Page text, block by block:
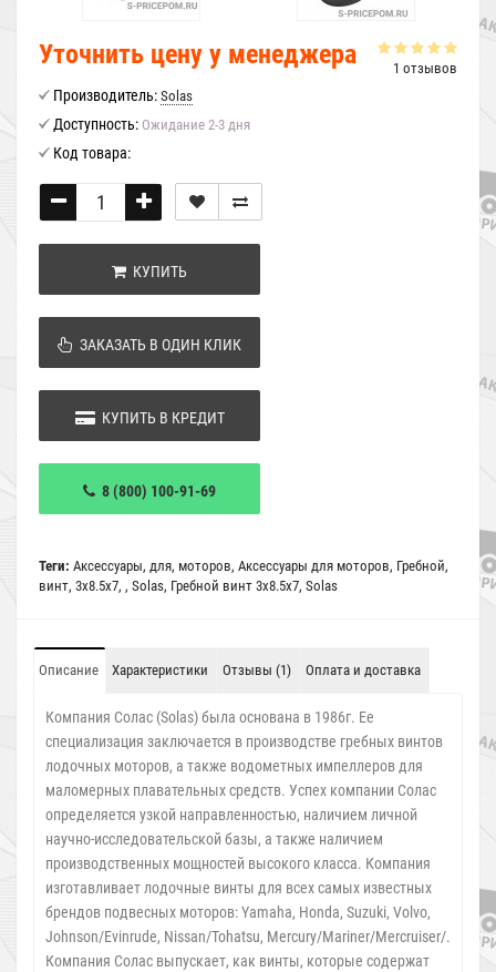
1 отзывов
Уточнить цену у менеджера
Производитель: Solas
Доступность: Ожидание 2-3 дня
Код товара:
КУПИТЬ
ЗАКАЗАТЬ В ОДИН КЛИК
КУПИТЬ В КРЕДИТ
8 (800) 100-91-69
Теги: Аксессуары, для, моторов, Аксессуары для моторов, Гребной,
винт, 3x8.5x7, , Solas, Гребной винт 3x8.5x7, Solas
Описание Характеристики Отзывы (1) Оплата и доставка
Компания Солас (Solas) была основана в 1986г. Ее
специализация заключается в производстве гребных винтов
лодочных моторов, а также водометных импеллеров для
маломерных плавательных средств. Успех компании Солас
определяется узкой направленностью, наличием личной
научно-исследовательской базы, а также наличием
производственных мощностей высокого класса. Компания
изготавливает лодочные винты для всех самых известных
брендов подвесных моторов: Yamaha, Honda, Suzuki, Volvo,
Johnson/Evinrude, Nissan/Tohatsu, Mercury/Mariner/Mercruiser/.
Компания Солас выпускает, как винты, которые содержат